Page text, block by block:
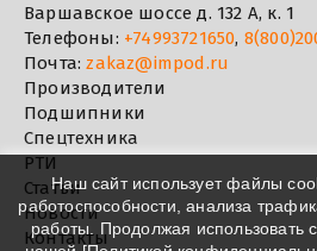
Варшавское шоссе д. 132 А, к. 1
Телефоны: +74993721650,
Почта:zakaz@impod.ru
Производители
Подшипники
Спецтехника
РТИ
Статьи
Новости
Контакты
Наш сайт использует файлы
работоспособности, анализа
работы. Продолжая использовать